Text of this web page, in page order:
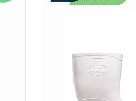
em ambientes de trabalho
os pés secos em condições
O acabamento interno
confere maior
numeração disponível do 35
prestadores de serviços que
Curta 13Cm Calfor